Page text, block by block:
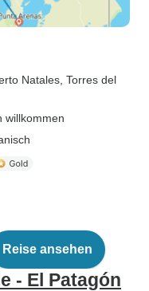
Natales , Torres del
willkommen
Reise ansehen
- El Patagón